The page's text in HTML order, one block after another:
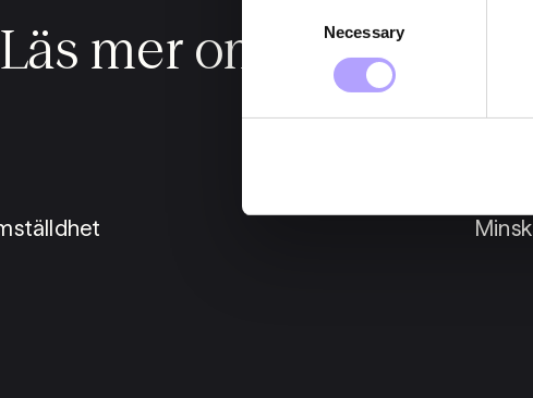
Necessary
Läs mer om oss